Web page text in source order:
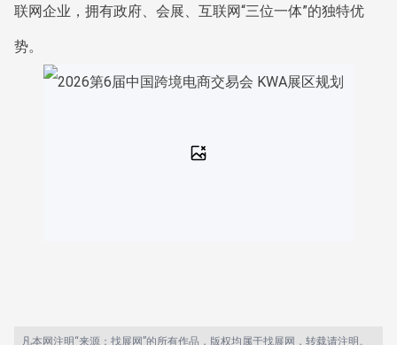
联网企业，拥有政府、会展、互联网“三位一体”的独特优
势。
凡本网注明“来源：找展网”的所有作品，版权均属于找展网，转载请注明。